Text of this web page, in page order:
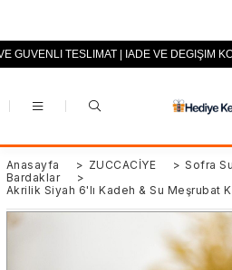
+90 (0553) 694 94 70
TESLİMAT | İADE VE DEĞİŞİM
Anasayfa > ZÜCCACİYE > Sofra
Bardaklar
>
Akrilik Siyah 6'lı Kadeh & Su Meşrubat